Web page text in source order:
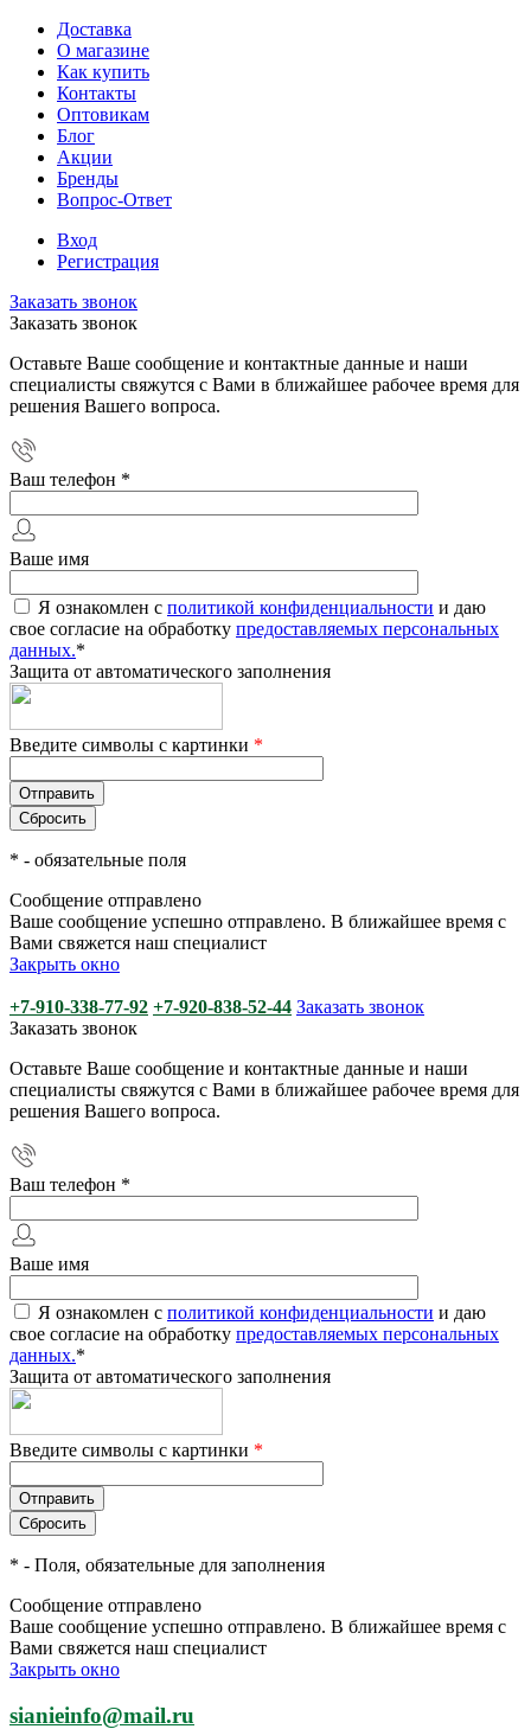
Доставка
О магазине
Как купить
Контакты
Оптовикам
Блог
Акции
Бренды
Вопрос-Ответ
Вход
Регистрация
Заказать звонок
Заказать звонок
Оставьте Ваше сообщение и контактные данные и наши
специалисты свяжутся с Вами в ближайшее рабочее время для
решения Вашего вопроса.
Ваш телефон *
Ваше имя
Я ознакомлен с политикой конфиденциальности и даю
свое согласие на обработку предоставляемых персональных
данных.*
Защита от автоматического заполнения
Введите символы с картинки *
* - обязательные поля
Сообщение отправлено
Ваше сообщение успешно отправлено. В ближайшее время с
Вами свяжется наш специалист
Закрыть окно
+7-910-338-77-92 +7-920-838-52-44 Заказать звонок
Заказать звонок
Оставьте Ваше сообщение и контактные данные и наши
специалисты свяжутся с Вами в ближайшее рабочее время для
решения Вашего вопроса.
Ваш телефон *
Ваше имя
Я ознакомлен с политикой конфиденциальности и даю
свое согласие на обработку предоставляемых персональных
данных.*
Защита от автоматического заполнения
Введите символы с картинки *
* - Поля, обязательные для заполнения
Сообщение отправлено
Ваше сообщение успешно отправлено. В ближайшее время с
Вами свяжется наш специалист
Закрыть окно
sianieinfo@mail.ru